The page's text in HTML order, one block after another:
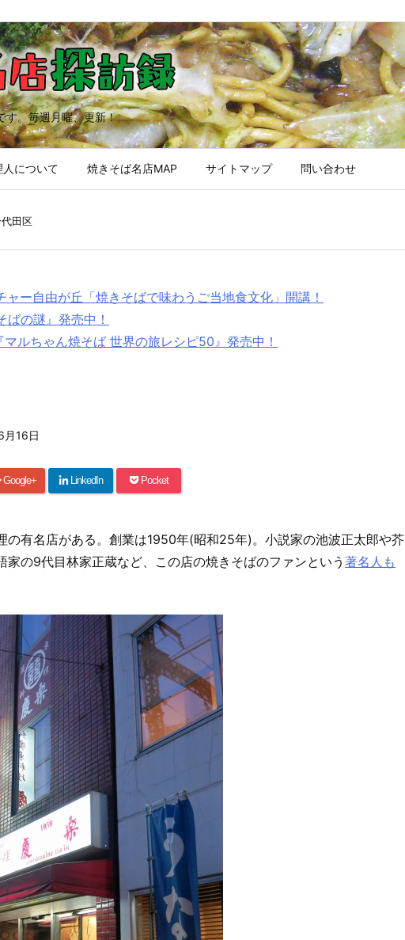
す。毎週月曜、更新！
人について 焼きそば名店MAP サイトマップ 問い合わせ
田区
ャー自由が丘「焼きそばで味わうご当地食文化」開講！
の謎』発売中！
ルちゃん焼そば 世界の旅レシピ50』発売中！
月16日
Google+ LinkedIn Pocket
の有名店がある。創業は1950年(昭和25年)。小説家の池波正太郎や芥
家の9代目林家正蔵など、この店の焼きそばのファンという 著名人も